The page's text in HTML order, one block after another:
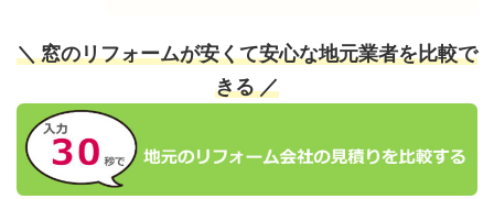
＼ 窓のリフォームが安くて安心な地元業者を比較で
きる ／